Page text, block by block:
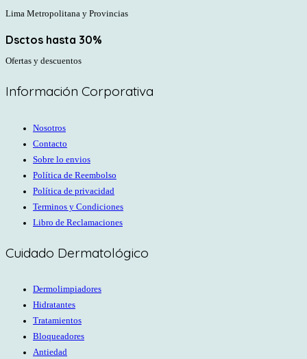
Lima Metropolitana y Provincias
Dsctos hasta 30%
Ofertas y descuentos
Información Corporativa
Nosotros
Contacto
Sobre lo envios
Política de Reembolso
Política de privacidad
Terminos y Condiciones
Libro de Reclamaciones
Cuidado Dermatológico
Dermolimpiadores
Hidratantes
Tratamientos
Bloqueadores
Antiedad